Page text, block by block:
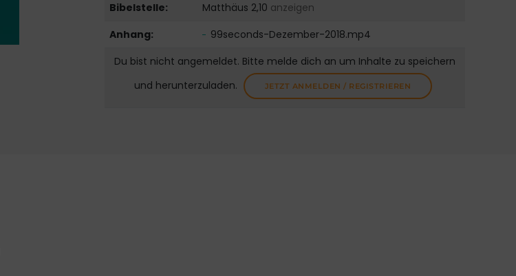
Bibelstelle:
Matthäus 2,10 anzeigen
Anhang:
99seconds-Dezember-2018.mp4
Du bist nicht angemeldet. Bitte melde dich an um Inhalte zu speichern
und herunterzuladen.
JETZT ANMELDEN / REGISTRIEREN